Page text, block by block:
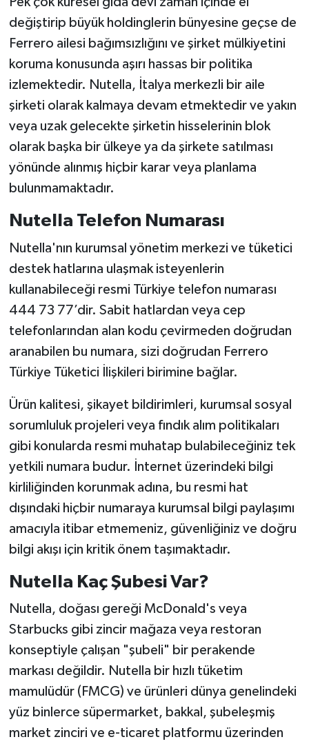
değiştirip büyük holdinglerin bünyesine geçse de
Ferrero ailesi bağımsızlığını ve şirket mülkiyetini
koruma konusunda aşırı hassas bir politika
izlemektedir. Nutella, İtalya merkezli bir aile
şirketi olarak kalmaya devam etmektedir ve yakın
veya uzak gelecekte şirketin hisselerinin blok
olarak başka bir ülkeye ya da şirkete satılması
yönünde alınmış hiçbir karar veya planlama
bulunmamaktadır.
Nutella Telefon Numarası
Nutella'nın kurumsal yönetim merkezi ve tüketici
destek hatlarına ulaşmak isteyenlerin
kullanabileceği resmi Türkiye telefon numarası
444 73 77’dir. Sabit hatlardan veya cep
telefonlarından alan kodu çevirmeden doğrudan
aranabilen bu numara, sizi doğrudan Ferrero
Türkiye Tüketici İlişkileri birimine bağlar.
Ürün kalitesi, şikayet bildirimleri, kurumsal sosyal
sorumluluk projeleri veya fındık alım politikaları
gibi konularda resmi muhatap bulabileceğiniz tek
yetkili numara budur. İnternet üzerindeki bilgi
kirliliğinden korunmak adına, bu resmi hat
dışındaki hiçbir numaraya kurumsal bilgi paylaşımı
amacıyla itibar etmemeniz, güvenliğiniz ve doğru
bilgi akışı için kritik önem taşımaktadır.
Nutella Kaç Şubesi Var?
Nutella, doğası gereği McDonald's veya
Starbucks gibi zincir mağaza veya restoran
konseptiyle çalışan "şubeli" bir perakende
markası değildir. Nutella bir hızlı tüketim
mamulüdür (FMCG) ve ürünleri dünya genelindeki
yüz binlerce süpermarket, bakkal, şubeleşmiş
market zinciri ve e-ticaret platformu üzerinden